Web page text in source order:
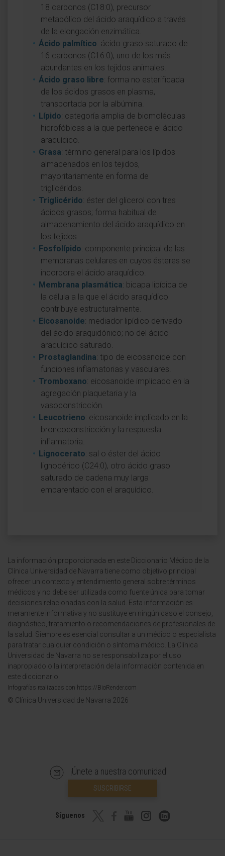
18 carbonos (C18:0), precursor
metabólico del ácido araquídico a través
de la elongación enzimática.
Ácido palmítico: ácido graso saturado de
16 carbonos (C16:0), uno de los más
abundantes en los tejidos animales.
Ácido graso libre: forma no esterificada
de los ácidos grasos en plasma,
transportada por la albúmina.
Lípido: categoría amplia de biomoléculas
hidrofóbicas a la que pertenece el ácido
araquídico.
Grasa: término general para los lípidos
almacenados en los tejidos,
mayoritariamente en forma de
triglicéridos.
Triglicérido: éster del glicerol con tres
ácidos grasos; forma habitual de
almacenamiento del ácido araquídico en
los tejidos.
Fosfolípido: componente principal de las
membranas celulares en cuyos ésteres se
incorpora el ácido araquídico.
Membrana plasmática: bicapa lipídica de
la célula a la que el ácido araquídico
contribuye estructuralmente.
Eicosanoide: mediador lipídico derivado
del ácido araquidónico; no del ácido
araquídico saturado.
Prostaglandina: tipo de eicosanoide con
funciones inflamatorias y vasculares.
Tromboxano: eicosanoide implicado en la
agregación plaquetaria y la
vasoconstricción.
Leucotrieno: eicosanoide implicado en la
broncoconstricción y la respuesta
inflamatoria.
Lignocerato: sal o éster del ácido
lignocérico (C24:0), otro ácido graso
saturado de cadena muy larga
emparentado con el araquídico.
La información proporcionada en este Diccionario Médico de la
Clínica Universidad de Navarra tiene como objetivo principal
ofrecer un contexto y entendimiento general sobre términos
médicos y no debe ser utilizada como fuente única para tomar
decisiones relacionadas con la salud. Esta información es
meramente informativa y no sustituye en ningún caso el consejo,
diagnóstico, tratamiento o recomendaciones de profesionales de
la salud. Siempre es esencial consultar a un médico o especialista
para tratar cualquier condición o síntoma médico. La Clínica
Universidad de Navarra no se responsabiliza por el uso
inapropiado o la interpretación de la información contenida en
este diccionario.
Infografías realizadas con https://BioRender.com
© Clínica Universidad de Navarra 2026
¡Únete a nuestra comunidad!
SUSCRIBIRSE
Síguenos